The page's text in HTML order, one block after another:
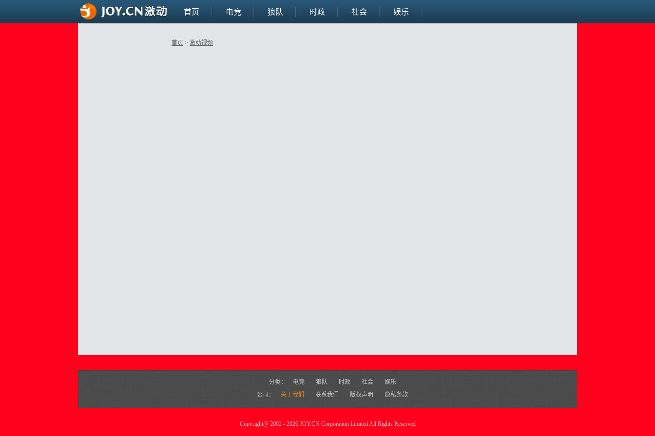
首页 电竞 狼队 时政 社会 娱乐
首页 > 激动视频
分类： 电竞 狼队 时政 社会
娱乐
公司：
关于我们 联系我们 版权声明 隐私条款
Copyright@2002 - 2026 JOY.CN Corporation Limited All Rights Reserved